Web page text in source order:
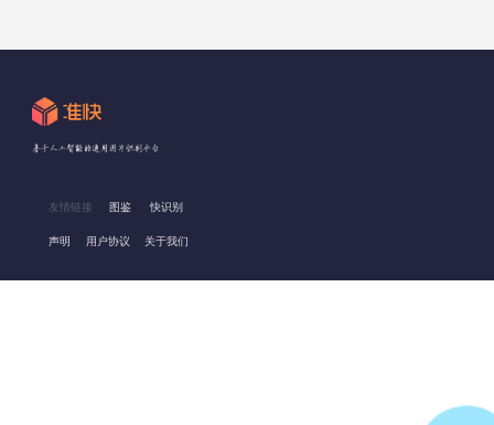
友情链接 图鉴 快识别
声明 用户协议 关于我们